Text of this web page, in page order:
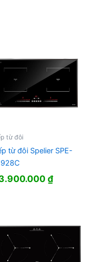
từ đôi
từ đôi Spelier SPE-
₫